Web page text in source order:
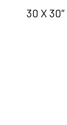
30 X 30’’